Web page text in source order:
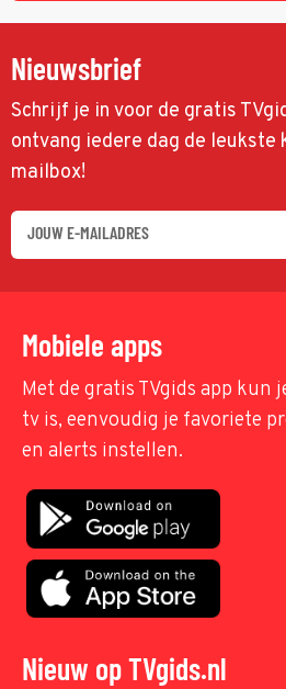
Nieuwsbrief
Schrijf je in voor de gratis
ontvang iedere dag de
mailbox!
Mobiele apps
Met de gratis TVgids app kun
tv is, eenvoudig je favoriete
en alerts instellen.
Nieuw op TVgids.nl